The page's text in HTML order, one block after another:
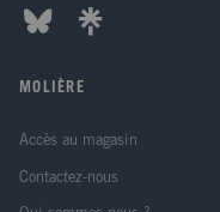
MOLIÈRE
Accès au magasin
Contactez-nous